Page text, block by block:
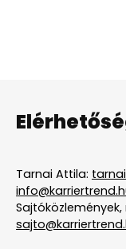
Tarnai Attila: